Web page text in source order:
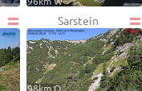
Sarstein
98km O